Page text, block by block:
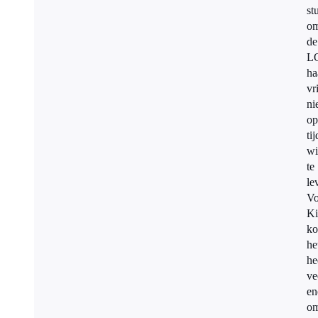
de
op
te